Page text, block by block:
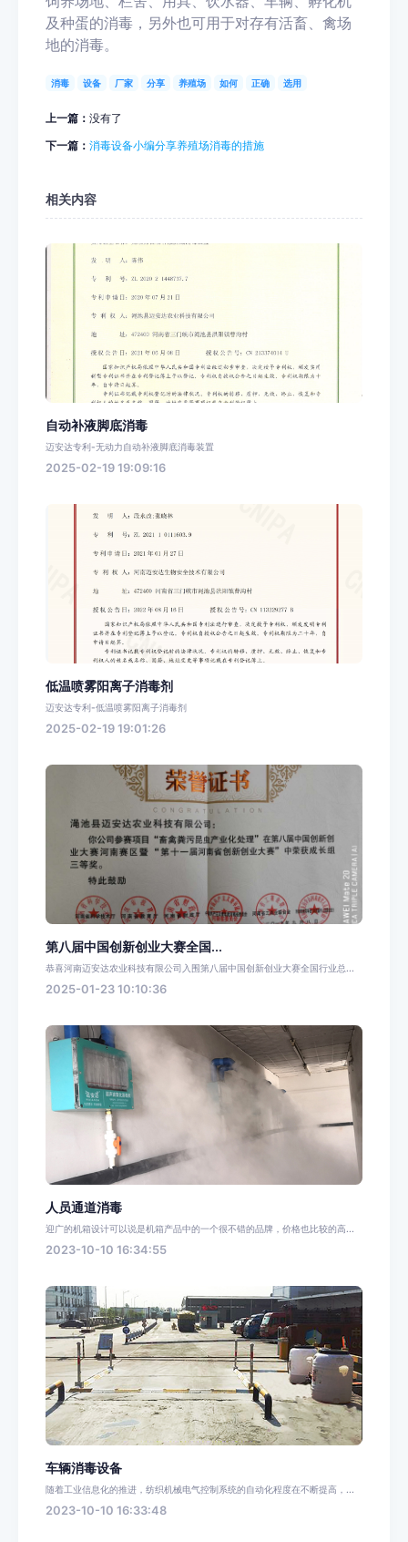
及种蛋的消毒，另外也可用于对存有活畜、禽场
地的消毒。
消毒 设备 厂家 分享 养殖场 如何 正确 选用
上一篇： 没有了
下一篇： 消毒设备小编分享养殖场消毒的措施
相关内容
自动补液脚底消毒
迈安达专利-无动力自动补液脚底消毒装置
2025-02-19 19:09:16
低温喷雾阳离子消毒剂
迈安达专利-低温喷雾阳离子消毒剂
2025-02-19 19:01:26
第八届中国创新创业大赛全国...
恭喜河南迈安达农业科技有限公司入围第八届中国创新创业大赛全国行业总...
2025-01-23 10:10:36
人员通道消毒
迎广的机箱设计可以说是机箱产品中的一个很不错的品牌，价格也比较的高...
2023-10-10 16:34:55
车辆消毒设备
随着工业信息化的推进，纺织机械电气控制系统的自动化程度在不断提高，...
2023-10-10 16:33:48